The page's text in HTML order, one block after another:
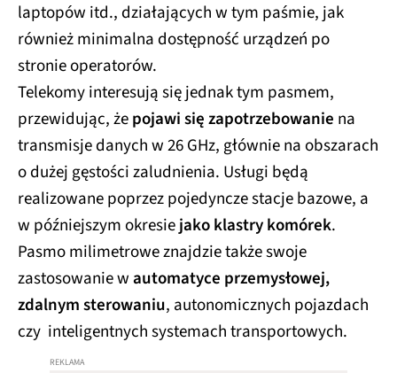
laptopów itd., działających w tym paśmie, jak
również minimalna dostępność urządzeń po
stronie operatorów.
Telekomy interesują się jednak tym pasmem,
przewidując, żepojawi się zapotrzebowanie na
transmisje danych w 26 GHz, głównie na obszarach
o dużej gęstości zaludnienia. Usługi będą
realizowane poprzez pojedyncze stacje bazowe, a
w późniejszym okresiejako klastry komórek.
Pasmo milimetrowe znajdzie także swoje
zastosowanie wautomatyce przemysłowej,
zdalnym sterowaniu, autonomicznych pojazdach
czy inteligentnych systemach transportowych.